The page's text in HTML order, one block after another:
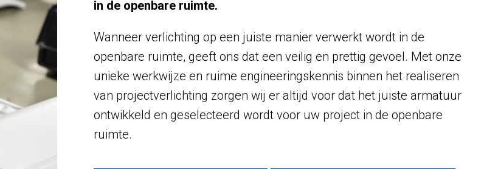
in de openbare ruimte.
Wanneer verlichting op een juiste manier verwerkt wordt in de
openbare ruimte, geeft ons dat een veilig en prettig gevoel. Met onze
unieke werkwijze en ruime engineeringskennis binnen het realiseren
van projectverlichting zorgen wij er altijd voor dat het juiste armatuur
ontwikkeld en geselecteerd wordt voor uw project in de openbare
ruimte.